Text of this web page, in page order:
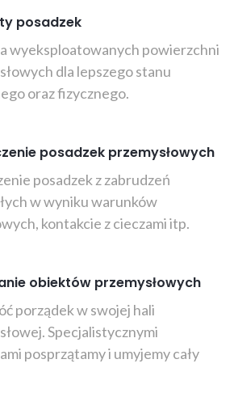
posadzek
wyeksploatowanych powierzchni
dla lepszego stanu
oraz fizycznego.
posadzek przemysłowych
posadzek z zabrudzeń
w wyniku warunków
kontakcie z cieczami itp.
obiektów przemysłowych
porządek w swojej hali
Specjalistycznymi
posprzątamy i umyjemy cały